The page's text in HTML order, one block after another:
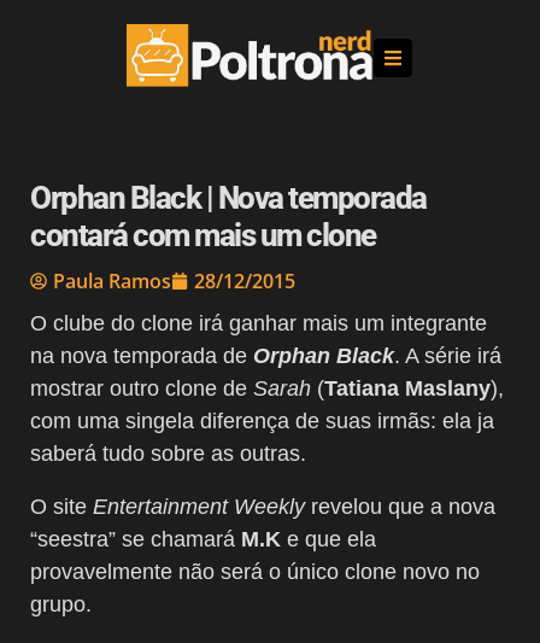
Orphan Black | Nova temporada
contará com mais um clone
Paula Ramos 28/12/2015
O clube do clone irá ganhar mais um integrante
na nova temporada de Orphan Black. A série irá
mostrar outro clone de Sarah (Tatiana Maslany),
com uma singela diferença de suas irmãs: ela ja
saberá tudo sobre as outras.
O site Entertainment Weeklyrevelou que a nova
“seestra” se chamará M.K e que ela
provavelmente não será o único clone novo no
grupo.